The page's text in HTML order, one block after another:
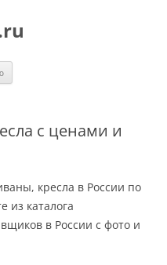
с ценами и
кресла в России по
из каталога
в России с фото и